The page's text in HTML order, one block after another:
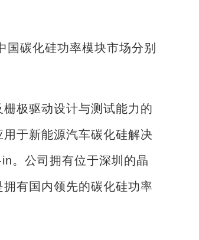
碳化硅功率模块市场分别
极驱动设计与测试能力的
于新能源汽车碳化硅解决
。公司拥有位于深圳的晶
有国内领先的碳化硅功率